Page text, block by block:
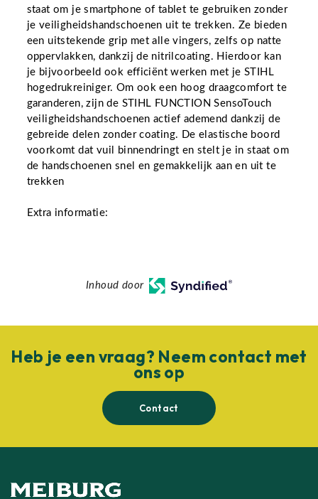
staat om je smartphone of tablet te gebruiken zonder
je veiligheidshandschoenen uit te trekken. Ze bieden
een uitstekende grip met alle vingers, zelfs op natte
oppervlakken, dankzij de nitrilcoating. Hierdoor kan
je bijvoorbeeld ook efficiënt werken met je STIHL
hogedrukreiniger. Om ook een hoog draagcomfort te
garanderen, zijn de STIHL FUNCTION SensoTouch
veiligheidshandschoenen actief ademend dankzij de
gebreide delen zonder coating. De elastische boord
voorkomt dat vuil binnendringt en stelt je in staat om
de handschoenen snel en gemakkelijk aan en uit te
trekken
Extra informatie:
Inhoud door
Heb je een vraag? Neem contact met
ons op
Contact